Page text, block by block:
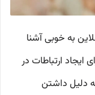
به خوبی آشنا
ایجاد ارتباطات در
دلیل داشتن